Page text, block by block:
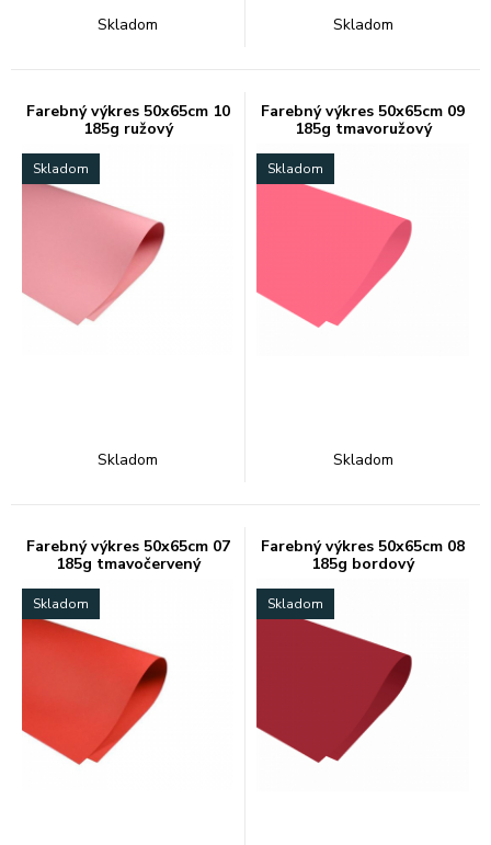
Skladom Skladom
Farebný výkres 50x65cm 10
185g ružový
Skladom
Skladom
Farebný výkres 50x65cm 09
185g tmavoružový
Skladom
Skladom
Farebný výkres 50x65cm 07
185g tmavočervený
Skladom
Farebný výkres 50x65cm 08
185g bordový
Skladom